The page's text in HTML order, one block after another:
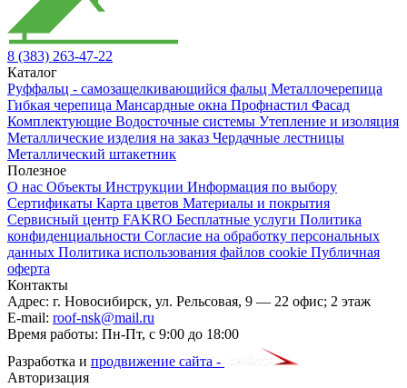
8 (383) 263-47-22
Каталог
Руффальц - самозащелкивающийся фальц Металлочерепица
Гибкая черепица Мансардные окна Профнастил Фасад
Комплектующие Водосточные системы Утепление и изоляция
Металлические изделия на заказ Чердачные лестницы
Металлический штакетник
Полезное
О нас Объекты Инструкции Информация по выбору
Сертификаты Карта цветов Материалы и покрытия
Сервисный центр FAKRO Бесплатные услуги Политика
конфиденциальности Согласие на обработку персональных
данных Политика использования файлов cookie Публичная
оферта
Контакты
Адрес: г. Новосибирск, ул. Рельсовая, 9 — 22 офис; 2 этаж
E-mail: roof-nsk@mail.ru
Время работы: Пн-Пт, с 9:00 до 18:00
Разработка и продвижение сайта -
Авторизация